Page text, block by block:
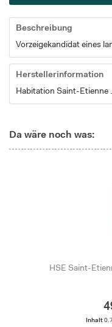
Beschreibung
Vorzeigekandidat eines
Herstellerinformation
Habitation Saint-Etienne
Da wäre noch was:
HSE Saint-
Inhalt